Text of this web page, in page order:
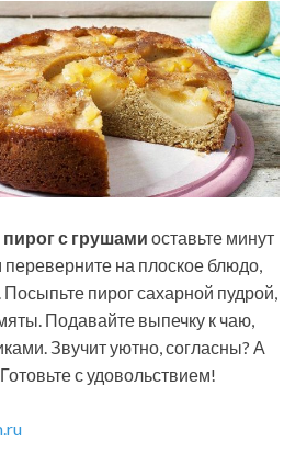
с грушами оставьте минут
переверните на плоское блюдо,
пирог сахарной пудрой,
Подавайте выпечку к чаю,
Звучит уютно, согласны? А
с удовольствием!